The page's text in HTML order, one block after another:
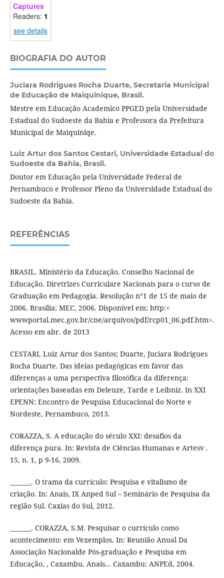
Captures
Readers: 1
see details
BIOGRAFIA DO AUTOR
Juciara Rodrigues Rocha Duarte, Secretaria Municipal
de Educação de Maiquinique, Brasil.
Mestre em Educação Academico PPGED pela Universidade
Estadual do Sudoeste da Bahia e Professora da Prefeitura
Municipal de Maiquiniqe.
Luiz Artur dos Santos Cestari, Universidade Estadual do
Sudoeste da Bahia, Brasil.
Doutor em Educação pela Universidade Federal de
Pernambuco e Professor Pleno da Universidade Estadual do
Sudoeste da Bahia.
REFERÊNCIAS
BRASIL. Ministério da Educação. Conselho Nacional de
Educação. Diretrizes Curriculare Nacionais para o curso de
Graduação em Pedagogia. Resolução n°1 de 15 de maio de
2006. Brasília: MEC, 2006. Disponível em: http:<
wwwportal.mec.gov.br/cne/arquivos/pdf/rcp01_06.pdf.htm>.
Acesso em abr. de 2013
CESTARI, Luiz Artur dos Santos; Duarte, Juciara Rodrigues
Rocha Duarte. Das ideias pedagógicas em favor das
diferenças a uma perspectiva filosófica da diferença:
orientações baseadas em Deleuze, Tarde e Leibniz. In XXI
EPENN: Encontro de Pesquisa Educacional do Norte e
Nordeste, Pernambuco, 2013.
CORAZZA, S. A educação do século XXI: desafios da
diferença pura. In: Revista de Ciências Humanas e Artesv .
15, n. 1, p 9-16, 2009.
_______. O trama da currículo: Pesquisa e vitalismo de
criação. In: Anais, IX Anped Sul – Seminário de Pesquisa da
região Sul. Caxias do Sul, 2012.
_______. CORAZZA, S.M. Pesquisar o currículo como
acontecimento: em Vexemplos. In: Reunião Anual Da
Associação Nacionalde Pós-graduação e Pesquisa em
Educação, , Caxambu. Anais... Caxambu: ANPEd, 2004.